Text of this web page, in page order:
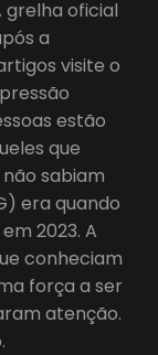
grelha oficial
a
visite o
estão
que
sabiam
era quando
2023. A
conheciam
força a ser
atenção.